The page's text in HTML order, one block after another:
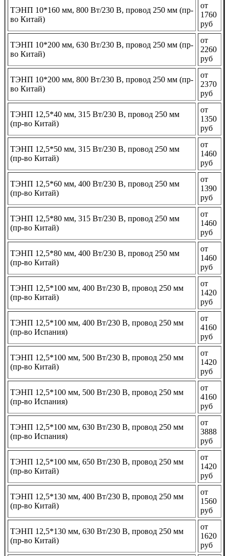
ТЭНП 10*160 мм, 800 Вт/230 В, провод 250 мм (пр-
во Китай)
от
1760
руб
ТЭНП 10*200 мм, 630 Вт/230 В, провод 250 мм (пр-
во Китай)
от
2260
руб
ТЭНП 10*200 мм, 800 Вт/230 В, провод 250 мм (пр-
во Китай)
от
2370
руб
ТЭНП 12,5*40 мм, 315 Вт/230 В, провод 250 мм
(пр-во Китай)
от
1350
руб
ТЭНП 12,5*50 мм, 315 Вт/230 В, провод 250 мм
(пр-во Китай)
от
1460
руб
ТЭНП 12,5*60 мм, 400 Вт/230 В, провод 250 мм
(пр-во Китай)
от
1390
руб
ТЭНП 12,5*80 мм, 315 Вт/230 В, провод 250 мм
(пр-во Китай)
от
1460
руб
ТЭНП 12,5*80 мм, 400 Вт/230 В, провод 250 мм
(пр-во Китай)
от
1460
руб
ТЭНП 12,5*100 мм, 400 Вт/230 В, провод 250 мм
(пр-во Китай)
от
1420
руб
ТЭНП 12,5*100 мм, 400 Вт/230 В, провод 250 мм
(пр-во Испания)
от
4160
руб
ТЭНП 12,5*100 мм, 500 Вт/230 В, провод 250 мм
(пр-во Китай)
от
1420
руб
ТЭНП 12,5*100 мм, 500 Вт/230 В, провод 250 мм
(пр-во Испания)
от
4160
руб
ТЭНП 12,5*100 мм, 630 Вт/230 В, провод 250 мм
(пр-во Испания)
от
3888
руб
ТЭНП 12,5*100 мм, 650 Вт/230 В, провод 250 мм
(пр-во Китай)
от
1420
руб
ТЭНП 12,5*130 мм, 400 Вт/230 В, провод 250 мм
(пр-во Китай)
от
1560
руб
ТЭНП 12,5*130 мм, 630 Вт/230 В, провод 250 мм
(пр-во Китай)
от
1620
руб